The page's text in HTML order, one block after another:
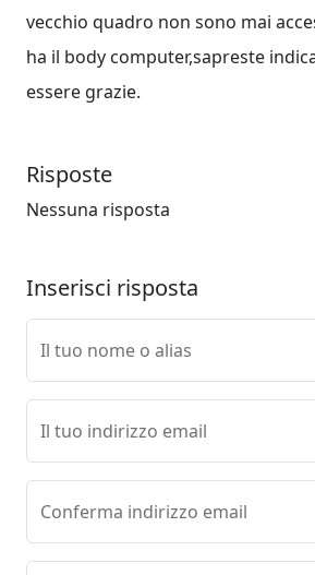
vecchio quadro non sono mai
ha il body computer,sapreste
essere grazie.
Risposte
Nessuna risposta
Inserisci risposta
Il tuo nome o alias
Il tuo indirizzo email
Conferma indirizzo email